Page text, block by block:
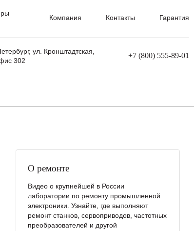
Компания Контакты Гарантия
ул. Кронштадтская,
302
+7 (800) 555-89-01
О ремонте
Видео о крупнейшей в России
лаборатории по ремонту промышленной
электроники. Узнайте, где выполняют
ремонт станков, сервоприводов, частотных
преобразователей и другой